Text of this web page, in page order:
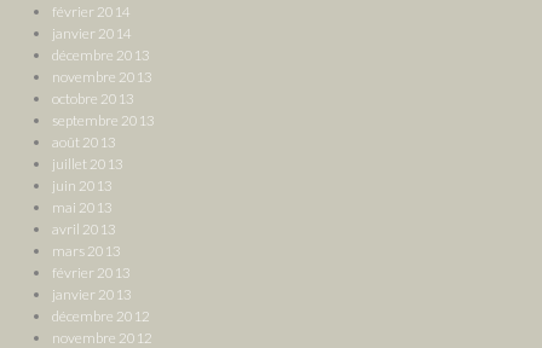
février 2014
janvier 2014
décembre 2013
novembre 2013
octobre 2013
septembre 2013
août 2013
juillet 2013
juin 2013
mai 2013
avril 2013
mars 2013
février 2013
janvier 2013
décembre 2012
novembre 2012